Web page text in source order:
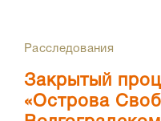
Расследования
Закрытый
«Острова